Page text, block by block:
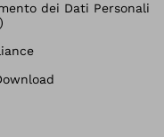
dei Dati Personali